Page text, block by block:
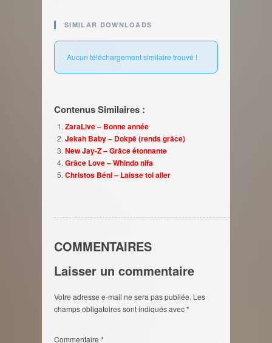
SIMILAR DOWNLOADS
Aucun téléchargement similaire trouvé !
Contenus Similaires :
ZaraLive – Bonne année
Jekah Baby – Dokpê (rends grâce)
New Jay-Z – Grâce étonnante
Grâce Love – Whindo nifa
Christos Béni – Laisse toi aller
COMMENTAIRES
Laisser un commentaire
Votre adresse e-mail ne sera pas publiée. Les
champs obligatoires sont indiqués avec*
Commentaire *